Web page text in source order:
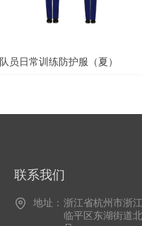
队员日常训练防护服（夏）
联系我们
地址： 浙江省杭州市浙
临平区东湖街道